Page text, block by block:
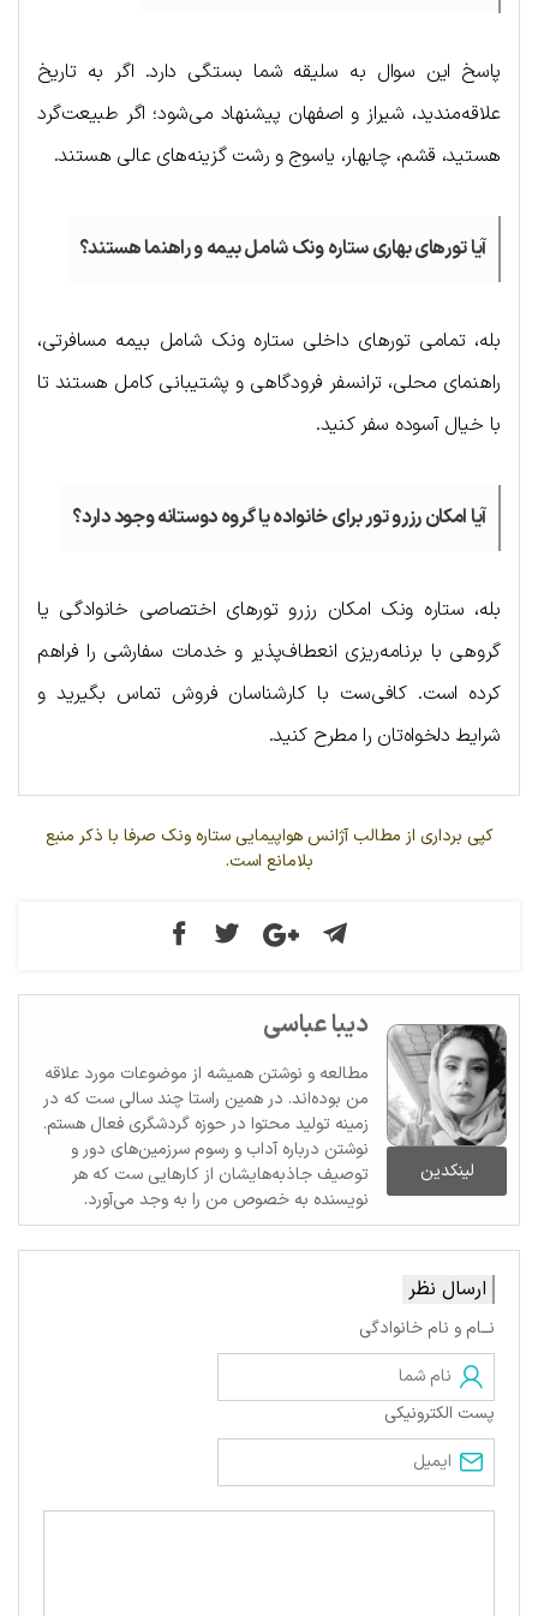
پاسخ این سوال به سلیقه شما بستگی دارد. اگر به تاریخ
علاقه‌مندید، شیراز و اصفهان پیشنهاد می‌شود؛ اگر طبیعت‌گرد
هستید، قشم، چابهار، یاسوج و رشت گزینه‌های عالی هستند.
آیا تورهای بهاری ستاره ونک شامل بیمه و راهنما هستند؟
بله، تمامی تورهای داخلی ستاره ونک شامل بیمه مسافرتی،
راهنمای محلی، ترانسفر فرودگاهی و پشتیبانی کامل هستند تا
با خیال آسوده سفر کنید.
آیا امکان رزرو تور برای خانواده یا گروه دوستانه وجود دارد؟
بله، ستاره ونک امکان رزرو تورهای اختصاصی خانوادگی یا
گروهی با برنامه‌ریزی انعطاف‌پذیر و خدمات سفارشی را فراهم
کرده است. کافی‌ست با کارشناسان فروش تماس بگیرید و
شرایط دلخواه‌تان را مطرح کنید.
کپی برداری از مطالب آژانس هواپیمایی ستاره ونک صرفا با ذکر منبع
بلامانع است.
لینکدین
دیبا عباسی
مطالعه و نوشتن همیشه از موضوعات مورد علاقه
من بوده‌اند. در همین راستا چند سالی ست که در
زمینه تولید محتوا در حوزه گردشگری فعال هستم.
نوشتن درباره آداب و رسوم سرزمین‌های دور و
توصیف جاذبه‌هایشان از کارهایی ست که هر
نویسنده به خصوص من را به وجد می‌آورد.
ارسال نظر
نــام و نام خانوادگی
پست الکترونیکی